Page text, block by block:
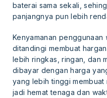
baterai sama sekali,
panjangnya pun lebih
Kenyamanan penggunaan
ditandingi membuat
lebih ringkas, ringan, dan
dibayar dengan harga
yang lebih tinggi membuat
jadi hemat tenaga dan